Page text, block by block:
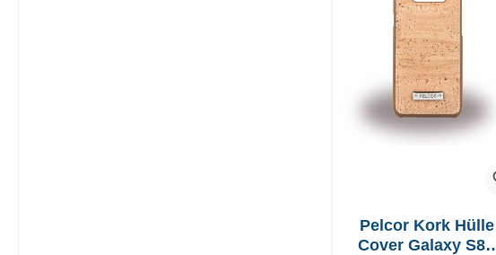
Pelcor Kork Hülle
Cover Galaxy S8+